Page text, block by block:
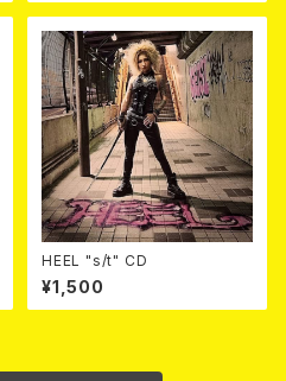
HEEL "s/t" CD
¥1,500